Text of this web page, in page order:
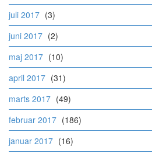
juli 2017 (3)
juni 2017 (2)
maj 2017 (10)
april 2017 (31)
marts 2017 (49)
februar 2017 (186)
januar 2017 (16)